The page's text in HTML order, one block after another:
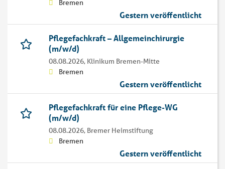
Bremen
Gestern veröffentlicht
Pflegefachkraft – Allgemeinchirurgie
(m/w/d)
08.08.2026, Klinikum Bremen-Mitte
Bremen
Gestern veröffentlicht
Pflegefachkraft für eine Pflege-WG
(m/w/d)
08.08.2026, Bremer Heimstiftung
Bremen
Gestern veröffentlicht